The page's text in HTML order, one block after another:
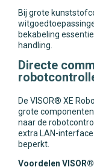
Bij grote
bekabeling
handling.
Directe
De VISOR® XE
grote
naar de
extra LAN-
beperkt.
Voordelen